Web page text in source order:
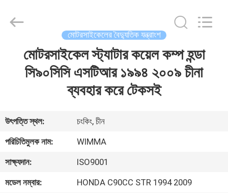
ভিডিও
সম্বন্ধে
Parts
মোটরসাইকেলের বৈদ্যুতিক যন্ত্রাংশ
মোটরসাইকেল স্ট্যাটার কয়েল কম্প হন্ডা
সি৯০সিসি এসটিআর ১৯৯৪ ২০০৯ চীনা
ব্যবহার করে টেকসই
উৎপত্তি স্থল:
চংকিং, চীন
পরিচিতিমুলক নাম:
WIMMA
সাক্ষ্যদান:
ISO9001
মডেল নম্বার:
HONDA C90CC STR 1994 2009